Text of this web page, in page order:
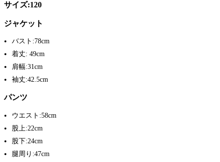
サイズ:120
ジャケット
バスト:78cm
着丈: 49cm
肩幅:31cm
袖丈:42.5cm
パンツ
ウエスト:58cm
股上:22cm
股下:24cm
腿周り:47cm